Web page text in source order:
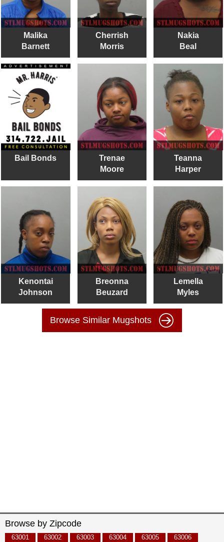
Malika
Barnett
Cherrish
Morris
Nakia
Beal
Bail Bonds
Trenae
Moore
Teanna
Harper
Kenontai
Johnson
Breonna
Beuzard
Lemella
Myles
Browse Similar Mugshots
Browse by Zipcode
63001 63002 63003 63004 63005
63006